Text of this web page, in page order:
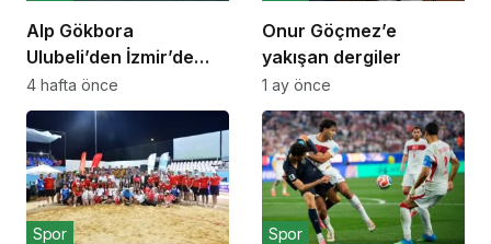
Alp Gökbora
Ulubeli’den İzmir’de
Dört Dörtlük
Şampiyonluk
4 hafta önce
Onur Göçmez’e
yakışan dergiler
1 ay önce
Spor Spor